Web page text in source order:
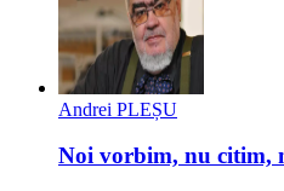
Andrei PLEȘU
Noi vorbim, nu citim,